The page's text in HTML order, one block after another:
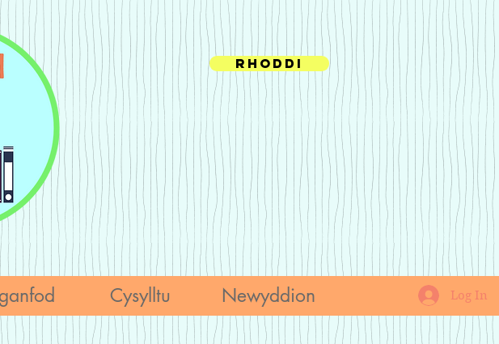
Rhoddi
Cysylltu Newyddion Log In